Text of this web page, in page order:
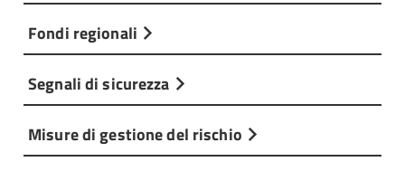
Fondi regionali
Segnali di sicurezza
Misure di gestione del rischio